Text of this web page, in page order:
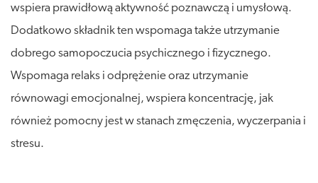
wspiera prawidłową aktywność poznawczą i umysłową.
Dodatkowo składnik ten wspomaga także utrzymanie
dobrego samopoczucia psychicznego i fizycznego.
Wspomaga relaks i odprężenie oraz utrzymanie
równowagi emocjonalnej, wspiera koncentrację, jak
również pomocny jest w stanach zmęczenia, wyczerpania i
stresu.